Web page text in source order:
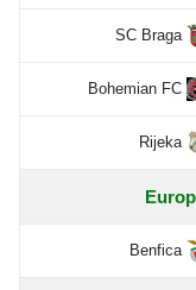
SC Braga
Bohemian FC
Rijeka
Benfica